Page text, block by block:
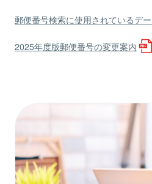
郵便番号検索に使用されているデ
2025年度版郵便番号の変更案内